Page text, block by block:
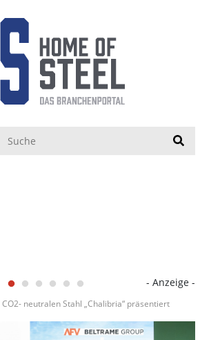
- Anzeige -
CO2- neutralen Stahl „Chalibria“ präsentiert